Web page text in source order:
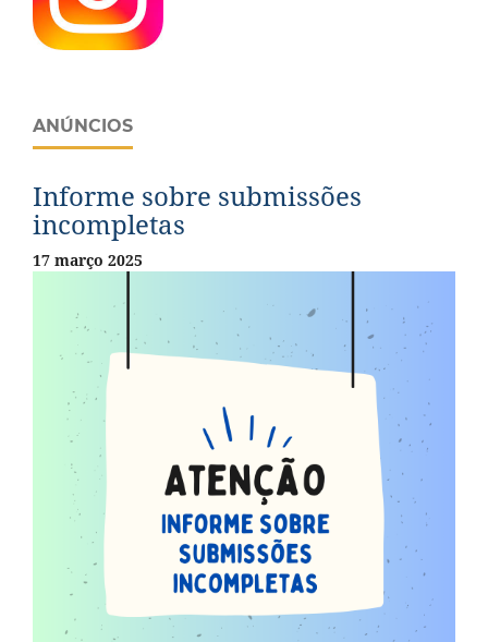
ANÚNCIOS
Informe sobre submissões
incompletas
17 março 2025